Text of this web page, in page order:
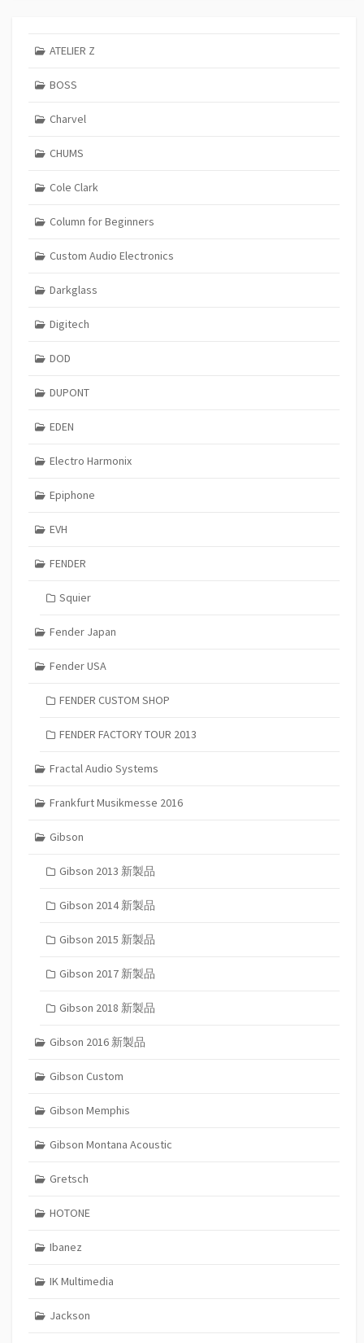
ATELIER Z
BOSS
Charvel
CHUMS
Cole Clark
Column for Beginners
Custom Audio Electronics
Darkglass
Digitech
DOD
DUPONT
EDEN
Electro Harmonix
Epiphone
EVH
FENDER
Squier
Fender Japan
Fender USA
FENDER CUSTOM SHOP
FENDER FACTORY TOUR 2013
Fractal Audio Systems
Frankfurt Musikmesse 2016
Gibson
Gibson 2013 新製品
Gibson 2014 新製品
Gibson 2015 新製品
Gibson 2017 新製品
Gibson 2018 新製品
Gibson 2016 新製品
Gibson Custom
Gibson Memphis
Gibson Montana Acoustic
Gretsch
HOTONE
Ibanez
IK Multimedia
Jackson